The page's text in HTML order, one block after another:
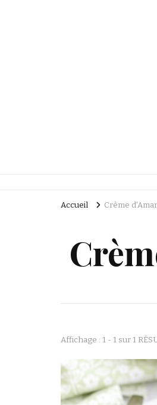
Accueil Crème
Affichage : 1 - 1 sur 1